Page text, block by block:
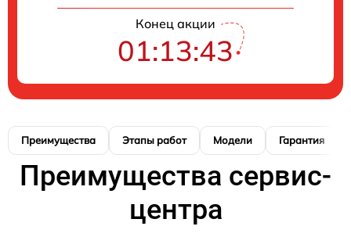
Конец акции
01:13:42
Преимущества Этапы работ Модели Гарантия
Преимущества сервис-
центра